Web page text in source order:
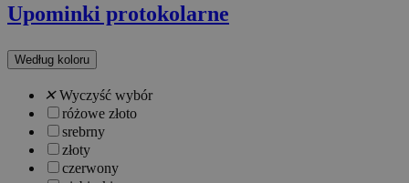
Upominki protokolarne
Według koloru
✕Wyczyść wybór
różowe złoto
srebrny
złoty
czerwony